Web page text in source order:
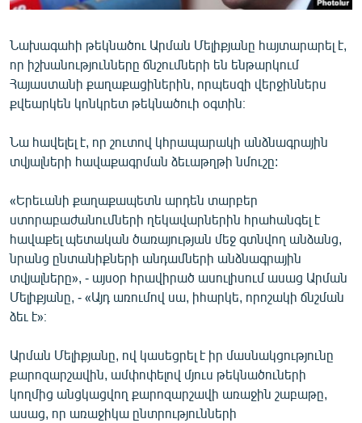
ՏՏ ԵՒ ԻՆՏԵՐՆԵՏ
ԿՈՐՈՆԱՎԻՐՈՒՍ
ԱՐԽԻՎ
ՏԵՍԱՆՅՈՒԹԵՐ
ՁԳՏԵԼՈՎ ԼԱՎԱԳՈՒՅՆԻՆ
Հայերեն
English
Русский
Նախագահի թեկնածու Արման Մելիքյանը հայտարարել է,
որ իշխանությունները ճնշումների են ենթարկում
Հայաստանի քաղաքացիներին, որպեսզի վերջիններս
քվեարկեն կոնկրետ թեկնածուի օգտին։
Նա հավելել է, որ շուտով կհրապարակի անձնագրային
տվյալների հավաքագրման ձեւաթղթի նմուշը:
«Երեւանի քաղաքապետն արդեն տարբեր
ստորաբաժանումների ղեկավարներին հրահանգել է
հավաքել պետական ծառայության մեջ գտնվող անձանց,
նրանց ընտանիքների անդամների անձնագրային
տվյալները», - այսօր հրավիրած ասուլիսում ասաց Արման
Մելիքյանը, - «Այդ առումով սա, իհարկե, որոշակի ճնշման
ձեւ է»։
Արման Մելիքյանը, ով կասեցրել է իր մասնակցությունը
քարոզարշավին, ամփոփելով մյուս թեկնածուների
կողմից անցկացվող քարոզարշավի առաջին շաբաթը,
ասաց, որ առաջիկա ընտրությունների